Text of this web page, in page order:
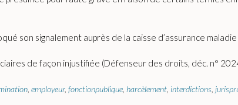
son signalement auprès de la caisse d’assurance
de façon injustifiée (Défenseur des droits, déc. n°
employeur, fonctionpublique harcèlement interdictions